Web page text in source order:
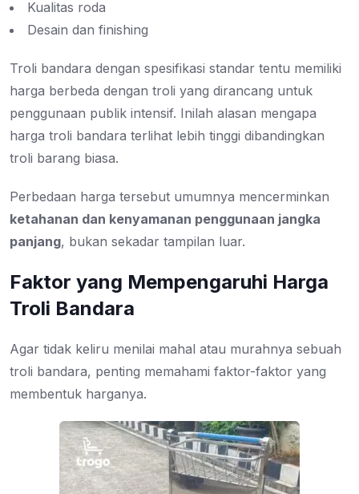
Kualitas roda
Desain dan finishing
Troli bandara dengan spesifikasi standar tentu memiliki
harga berbeda dengan troli yang dirancang untuk
penggunaan publik intensif. Inilah alasan mengapa
harga troli bandara terlihat lebih tinggi dibandingkan
troli barang biasa.
Perbedaan harga tersebut umumnya mencerminkan
ketahanan dan kenyamanan penggunaan jangka
panjang, bukan sekadar tampilan luar.
Faktor yang Mempengaruhi Harga
Troli Bandara
Agar tidak keliru menilai mahal atau murahnya sebuah
troli bandara, penting memahami faktor-faktor yang
membentuk harganya.